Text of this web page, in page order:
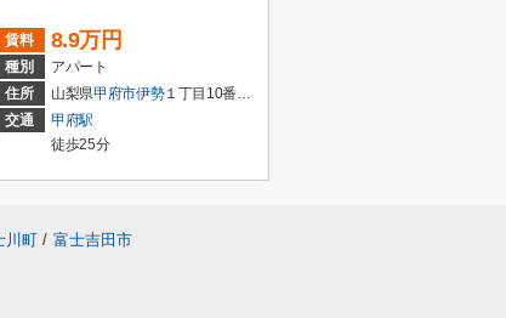
賃料 8.9万円
種別
アパート
住所
山梨県甲府市伊勢１丁目10番16号
交通
甲府駅
徒歩25分
川町 / 富士吉田市